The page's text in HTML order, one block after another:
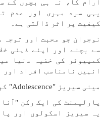
آرام کا، نہ ہی بچوں کے
یہی سرد مہری اور عدم
کیفیت پر اثر ڈالتی ہے۔
نوجوان جو محبت اور
سے بچنے اور اپنے ذہنی
کمپیوٹر کی خفیہ دنیا
انہیں نامناسب افراد اور
مینی سیریز "Adolescence" کو نقادوں نے بہت سراہا ہے۔
پارلیمنٹ کی ایک رکن
یہ سیریز اسکولوں اور